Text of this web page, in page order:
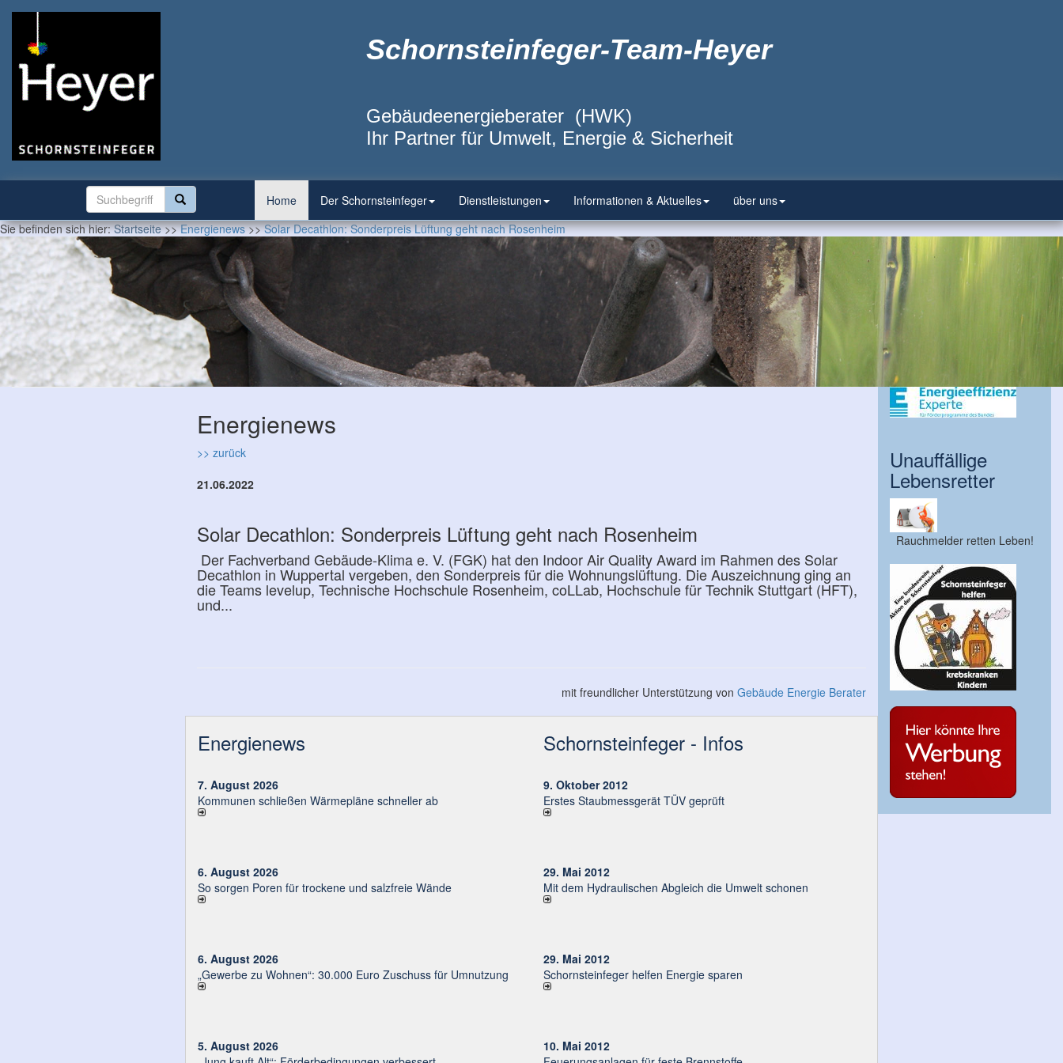
Schornsteinfeger-Team-Heyer
Gebäudeenergieberater (HWK)
Ihr Partner für Umwelt, Energie & Sicherheit
Home Der Schornsteinfeger Dienstleistungen Informationen & Aktuelles
über uns
Sie befinden sich hier:Startseite>>Energienews>>Solar Decathlon: Sonderpreis Lüftung geht nach Rosenheim
Energienews
>> zurück
21.06.2022
Solar Decathlon: Sonderpreis Lüftung geht nach Rosenheim
Der Fachverband Gebäude-Klima e. V. (FGK) hat den Indoor Air Quality Award im Rahmen des Solar
Decathlon in Wuppertal vergeben, den Sonderpreis für die Wohnungslüftung. Die Auszeichnung ging an
die Teams levelup, Technische Hochschule Rosenheim, coLLab, Hochschule für Technik Stuttgart (HFT),
und...
mit freundlicher Unterstützung von Gebäude Energie Berater
Energienews
7. August 2026
Kommunen schließen Wärmepläne schneller ab
6. August 2026
So sorgen Poren für trockene und salzfreie Wände
6. August 2026
„Gewerbe zu Wohnen“: 30.000 Euro Zu­schuss für Um­nut­zung
5. August 2026
Schornsteinfeger - Infos
9. Oktober 2012
Erstes Staubmessgerät TÜV geprüft
29. Mai 2012
Mit dem Hydraulischen Abgleich die Umwelt schonen
29. Mai 2012
Schornsteinfeger helfen Energie sparen
10. Mai 2012
Unauffällige
Lebensretter
Rauchmelder retten Leben!